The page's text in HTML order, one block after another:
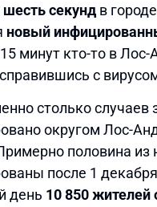
секунд в городе
новый
минут кто-то в Лос-
с
столько случаев
округом Лос-
половина из
после 1
день 10 850 жителей